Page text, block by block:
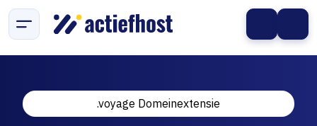
.voyage Domeinextensie